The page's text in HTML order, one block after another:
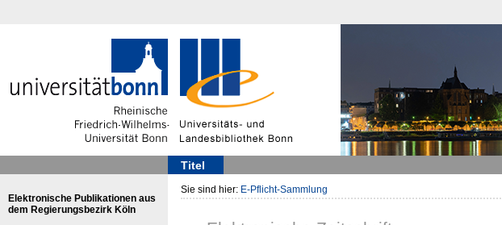
Titel
Elektronische Publikationen aus
dem Regierungsbezirk Köln
Sie sind hier: E-Pflicht-Sammlung